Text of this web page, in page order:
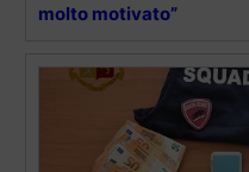
molto motivato”